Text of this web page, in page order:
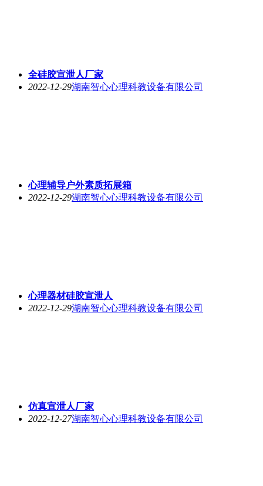
全硅胶宣泄人厂家
2022-12-29湖南智心心理科教设备有限公司
心理辅导户外素质拓展箱
2022-12-29湖南智心心理科教设备有限公司
心理器材硅胶宣泄人
2022-12-29湖南智心心理科教设备有限公司
仿真宣泄人厂家
2022-12-27湖南智心心理科教设备有限公司